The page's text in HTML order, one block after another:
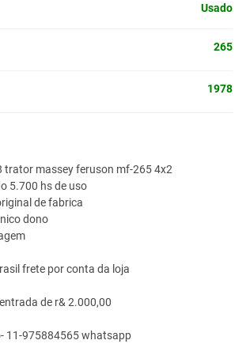
Usado
265
1978
trator massey feruson mf-265 4x2
5.700 hs de uso
de fabrica
dono
frete por conta da loja
de r& 2.000,00
11-975884565 whatsapp